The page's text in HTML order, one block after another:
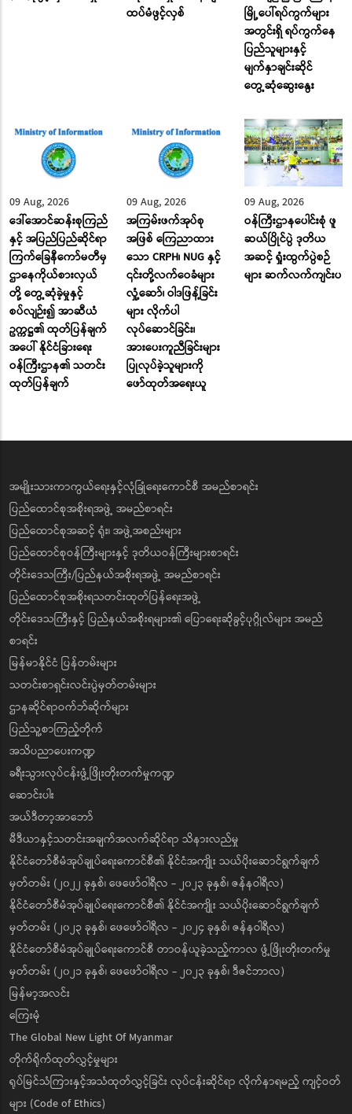
ထပ်မံဖွင့်လှစ်
မြို့ပေါ်ရပ်ကွက်များ
အတွင်းရှိ ရပ်ကွက်နေ
ပြည်သူများနှင့်
မျက်နှာချင်းဆိုင်
တွေ့ဆုံဆွေးနွေး
09 Aug, 2026
ဒေါ်အောင်ဆန်းစုကြည်
နှင့် အပြည်ပြည်ဆိုင်ရာ
ကြက်ခြေနီကော်မတီမှ
ဌာနေကိုယ်စားလှယ်
တို့ တွေ့ဆုံခဲ့မှုနှင့်
စပ်လျဉ်း၍ အာဆီယံ
ဥက္ကဋ္ဌ၏ ထုတ်ပြန်ချက်
အပေါ် နိုင်ငံခြားရေး
ဝန်ကြီးဌာန၏ သတင်း
ထုတ်ပြန်ချက်
09 Aug, 2026
အကြမ်းဖက်အုပ်စု
အဖြစ် ကြေညာထား
သော CRPH၊ NUG နှင့်
၎င်းတို့လက်ဝေခံများ
လှုံ့ဆော်၊ ဝါဒဖြန့်ခြင်း
များ လိုက်ပါ
လုပ်ဆောင်ခြင်း၊
အားပေးကူညီခြင်းများ
ပြုလုပ်ခဲ့သူများကို
ဖော်ထုတ်အရေးယူ
09 Aug, 2026
ဝန်ကြီးဌာနပေါင်းစုံ ဖူ
ဆယ်ပြိုင်ပွဲ ဒုတိယ
အဆင့် ရှုံးထွက်ပွဲစဉ်
များ ဆက်လက်ကျင်းပ
အမျိုးသားကာကွယ်ရေးနှင့်လုံခြုံရေးကောင်စီ အမည်စာရင်း
ပြည်ထောင်စုအစိုးရအဖွဲ့ အမည်စာရင်း
ပြည်ထောင်စုအဆင့် ရုံး၊ အဖွဲ့အစည်းများ
ပြည်ထောင်စုဝန်ကြီးများနှင့် ဒုတိယဝန်ကြီးများစာရင်း
တိုင်းဒေသကြီး/ပြည်နယ်အစိုးရအဖွဲ့ အမည်စာရင်း
ပြည်ထောင်စုအစိုးရသတင်းထုတ်ပြန်ရေးအဖွဲ့
တိုင်းဒေသကြီးနှင့် ပြည်နယ်အစိုးရများ၏ ပြောရေးဆိုခွင့်ပုဂ္ဂိုလ်များ အမည်
စာရင်း
မြန်မာနိုင်ငံ ပြန်တမ်းများ
သတင်းစာရှင်းလင်းပွဲမှတ်တမ်းများ
ဌာနဆိုင်ရာဝက်ဘ်ဆိုက်များ
ပြည်သူ့စာကြည့်တိုက်
အသိပညာပေးကဏ္ဍ
ခရီးသွားလုပ်ငန်းဖွံ့ဖြိုးတိုးတက်မှုကဏ္ဍ
ဆောင်းပါး
အယ်ဒီတာ့အာဘော်
မီဒီယာနှင့်သတင်းအချက်အလက်ဆိုင်ရာ သိနားလည်မှု
နိုင်ငံတော်စီမံအုပ်ချုပ်ရေးကောင်စီ၏ နိုင်ငံအကျိုး သယ်ပိုးဆောင်ရွက်ချက်
မှတ်တမ်း (၂၀၂၂ ခုနှစ်၊ ဖေဖော်ဝါရီလ - ၂၀၂၃ ခုနှစ်၊ ဇန်နဝါရီလ)
နိုင်ငံတော်စီမံအုပ်ချုပ်ရေးကောင်စီ၏ နိုင်ငံအကျိုး သယ်ပိုးဆောင်ရွက်ချက်
မှတ်တမ်း (၂၀၂၃ ခုနှစ်၊ ဖေဖော်ဝါရီလ - ၂၀၂၄ ခုနှစ်၊ ဇန်နဝါရီလ)
နိုင်ငံတော်စီမံအုပ်ချုပ်ရေးကောင်စီ တာဝန်ယူခဲ့သည့်ကာလ ဖွံ့ဖြိုးတိုးတက်မှု
မှတ်တမ်း (၂၀၂၁ ခုနှစ်၊ ဖေဖော်ဝါရီလ - ၂၀၂၃ ခုနှစ်၊ ဒီဇင်ဘာလ)
မြန်မာ့အလင်း
ကြေးမုံ
The Global New Light Of Myanmar
တိုက်ရိုက်ထုတ်လွှင့်မှုများ
ရုပ်မြင်သံကြားနှင့်အသံထုတ်လွှင့်ခြင်း လုပ်ငန်းဆိုင်ရာ လိုက်နာရမည့် ကျင့်ဝတ်
များ (Code of Ethics)